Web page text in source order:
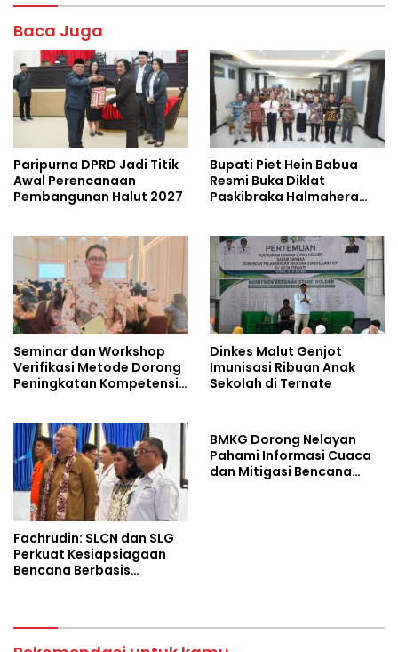
o
o
k
p
p
Baca Juga
Paripurna DPRD Jadi Titik
Awal Perencanaan
Pembangunan Halut 2027
Bupati Piet Hein Babua
Resmi Buka Diklat
Paskibraka Halmahera
Seminar dan Workshop
Verifikasi Metode Dorong
Peningkatan Kompetensi
Dinkes Malut Genjot
Imunisasi Ribuan Anak
Sekolah di Ternate
Fachrudin: SLCN dan SLG
Perkuat Kesiapsiagaan
Bencana Berbasis
BMKG Dorong Nelayan
Pahami Informasi Cuaca
dan Mitigasi Bencana